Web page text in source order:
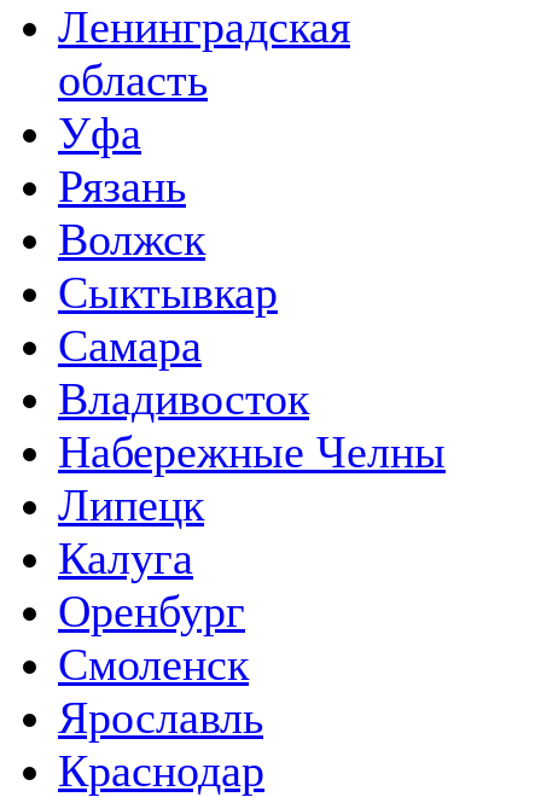
Ленинградская
область
Уфа
Рязань
Волжск
Сыктывкар
Самара
Владивосток
Набережные Челны
Липецк
Калуга
Оренбург
Смоленск
Ярославль
Краснодар